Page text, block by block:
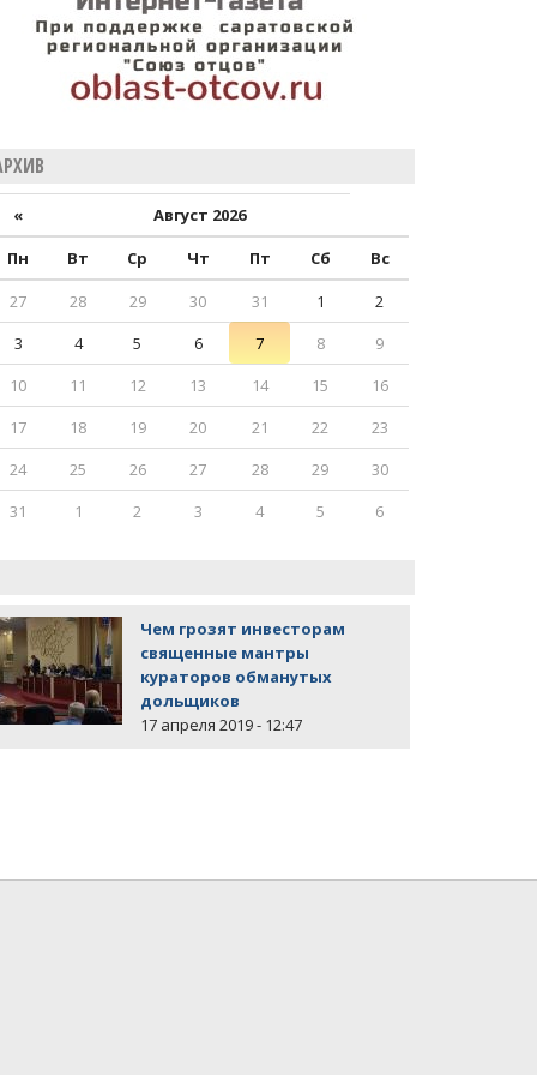
«
Август 2026
Пн
Вт Ср Чт Пт Сб
Вс
27
28 29 30 31 1
2
3
4 5 6 7 8
9
10
11 12 13 14 15
16
17
18 19 20 21 22
23
24
25 26 27 28 29
30
31
1 2 3 4 5 6
Чем грозят инвесторам
священные мантры
кураторов обманутых
дольщиков
17 апреля 2019 - 12:47